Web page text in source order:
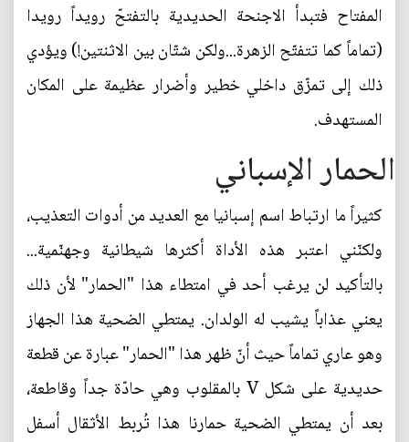
المفتاح فتبدأ الاجنحة الحديدية بالتفتحّ رويداً رويدا
(تماماً كما تتفتّح الزهرة...ولكن شتّان بين الاثنتين!) ويؤدي
ذلك إلى تمزّق داخلي خطير وأضرار عظيمة على المكان
المستهدف.
الحمار الإسباني
كثيراً ما ارتباط اسم إسبانيا مع العديد من أدوات التعذيب،
ولكنّني اعتبر هذه الأداة أكثرها شيطانية وجهنّمية...
بالتأكيد لن يرغب أحد في امتطاء هذا "الحمار" لأن ذلك
يعني عذاباً يشيب له الولدان. يمتطي الضحية هذا الجهاز
وهو عاري تماماً حيث أنّ ظهر هذا "الحمار" عبارة عن قطعة
حديدية على شكل V بالمقلوب وهي حادّة جداً وقاطعة،
بعد أن يمتطي الضحية حمارنا هذا تُربط الأثقال أسفل